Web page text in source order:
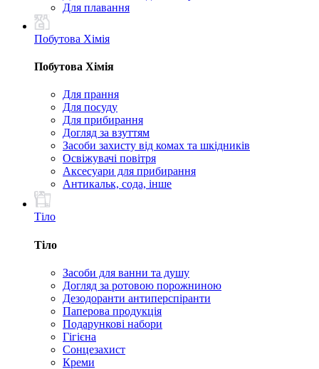
Для плавання
Побутова Хімія
Побутова Хімія
Для прання
Для посуду
Для прибирання
Догляд за взуттям
Засоби захисту від комах та шкідників
Освіжувачі повітря
Аксесуари для прибирання
Антикальк, сода, інше
Тіло
Тіло
Засоби для ванни та душу
Догляд за ротовою порожниною
Дезодоранти антиперспіранти
Паперова продукція
Подарункові набори
Гігієна
Сонцезахист
Креми